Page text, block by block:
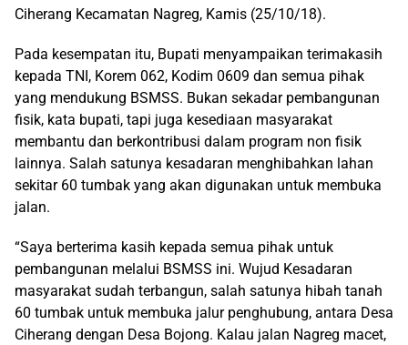
Ciherang Kecamatan Nagreg, Kamis (25/10/18).
Pada kesempatan itu, Bupati menyampaikan terimakasih
kepada TNI, Korem 062, Kodim 0609 dan semua pihak
yang mendukung BSMSS. Bukan sekadar pembangunan
fisik, kata bupati, tapi juga kesediaan masyarakat
membantu dan berkontribusi dalam program non fisik
lainnya. Salah satunya kesadaran menghibahkan lahan
sekitar 60 tumbak yang akan digunakan untuk membuka
jalan.
“Saya berterima kasih kepada semua pihak untuk
pembangunan melalui BSMSS ini. Wujud Kesadaran
masyarakat sudah terbangun, salah satunya hibah tanah
60 tumbak untuk membuka jalur penghubung, antara Desa
Ciherang dengan Desa Bojong. Kalau jalan Nagreg macet,